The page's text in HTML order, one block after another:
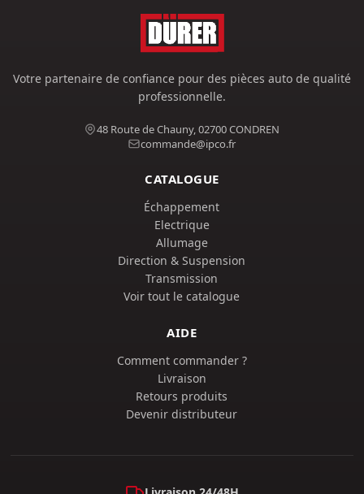
Votre partenaire de confiance pour des pièces auto de qualité
professionnelle.
48 Route de Chauny, 02700 CONDREN
commande@ipco.fr
CATALOGUE
Échappement
Electrique
Allumage
Direction & Suspension
Transmission
Voir tout le catalogue
AIDE
Comment commander ?
Livraison
Retours produits
Devenir distributeur